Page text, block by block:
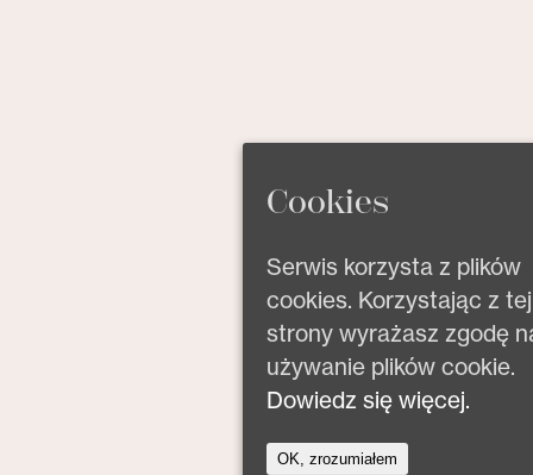
Cookies
Serwis korzysta z plików
cookies. Korzystając z tej
strony wyrażasz zgodę
używanie plików cookie.
Dowiedz się więcej.
OK, zrozumiałem